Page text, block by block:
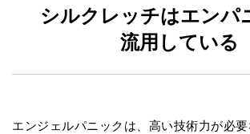
シルクレッチはエンパ
流用している
エンジェルパニックは、高い技術力が必